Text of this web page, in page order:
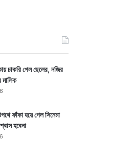
চাকরি গেল ছেলের, নজির
ফাঁকা হয়ে গেল সিনেমা
হবেনা